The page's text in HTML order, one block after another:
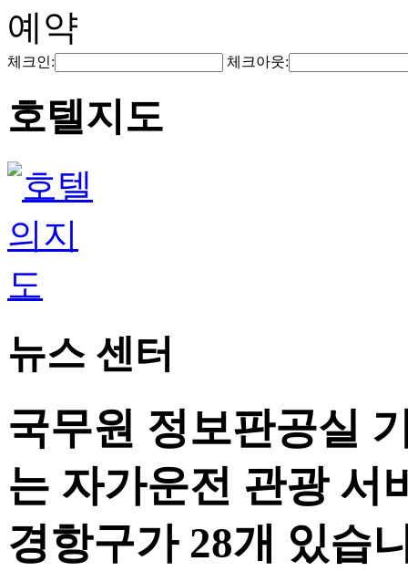
예약
체크인: 체크아웃:
호텔지도
뉴스 센터
국무원 정보판공실
는 자가운전 관광 서
경항구가 28개 있습